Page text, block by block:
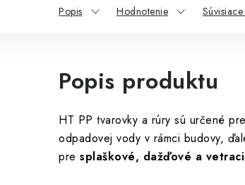
Popis Hodnotenie
Popis produktu
HT PP tvarovky a rúry sú určené pre
odpadovej vody v rámci budovy,
pre splaškové, dažďové a